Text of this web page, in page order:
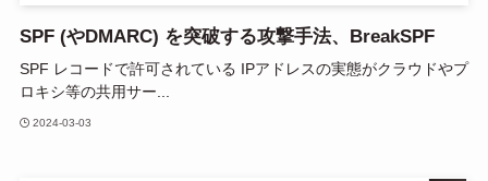
SPF (やDMARC) を突破する攻撃手法、BreakSPF
SPF レコードで許可されている IPアドレスの実態がクラウドやプ
ロキシ等の共用サー...
2024-03-03